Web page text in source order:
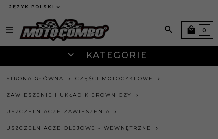
JĘZYK POLSKI
KATEGORIE
0
STRONA GŁÓWNA CZĘŚCI MOTOCYKLOWE
ZAWIESZENIE I UKŁAD KIEROWNICZY
USZCZELNIACZE ZAWIESZENIA
USZCZELNIACZE OLEJOWE - WEWNĘTRZNE